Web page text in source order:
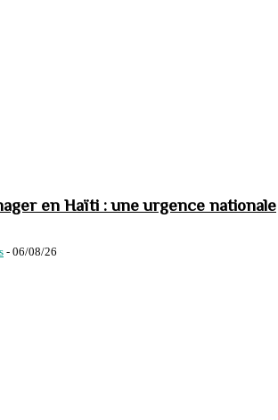
en Haïti : une urgence nationale
- 06/08/26